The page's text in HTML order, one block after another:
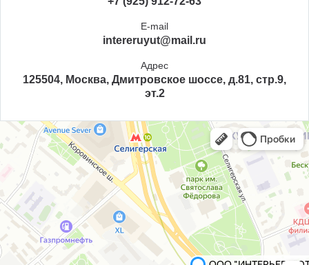
E-mail
intereruyut@mail.ru
Адрес
125504, Москва, Дмитровское шоссе, д.81, стр.9,
эт.2